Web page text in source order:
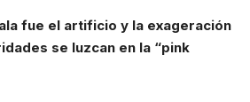
fue el artificio y la exageración
se luzcan en la “pink